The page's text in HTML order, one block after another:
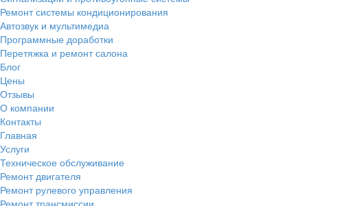
Ремонт системы кондиционирования
Автозвук и мультимедиа
Программные доработки
Перетяжка и ремонт салона
Блог
Цены
Отзывы
О компании
Контакты
Главная
Услуги
Техническое обслуживание
Ремонт двигателя
Ремонт рулевого управления